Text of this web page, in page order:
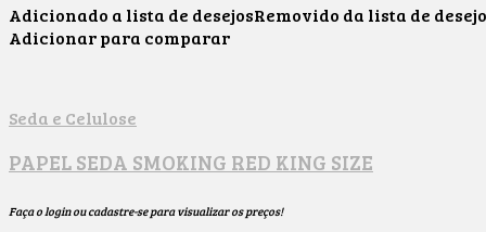
Adicionado a lista de desejosRemovido da lista de
Adicionar para comparar
Seda e Celulose
PAPEL SEDA SMOKING RED KING SIZE
Faça o login ou cadastre-se para visualizar os preços!